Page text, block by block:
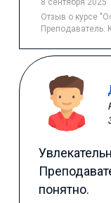
Отзыв о курсе
Преподаватель:
понятно.